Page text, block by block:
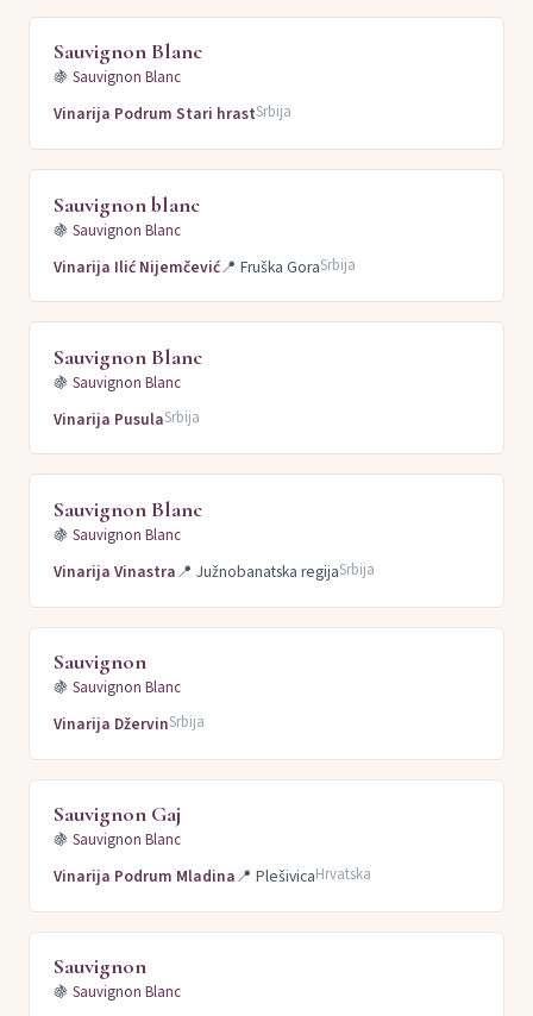
Sauvignon Blanc
🍇 Sauvignon Blanc
Vinarija Podrum Stari hrastSrbija
Sauvignon blanc
🍇 Sauvignon Blanc
Vinarija Ilić Nijemčević📍 Fruška GoraSrbija
Sauvignon Blanc
🍇 Sauvignon Blanc
Vinarija PusulaSrbija
Sauvignon Blanc
🍇 Sauvignon Blanc
Vinarija Vinastra📍 Južnobanatska regijaSrbija
Sauvignon
🍇 Sauvignon Blanc
Vinarija DžervinSrbija
Sauvignon Gaj
🍇 Sauvignon Blanc
Vinarija Podrum Mladina📍 PlešivicaHrvatska
Sauvignon
🍇 Sauvignon Blanc